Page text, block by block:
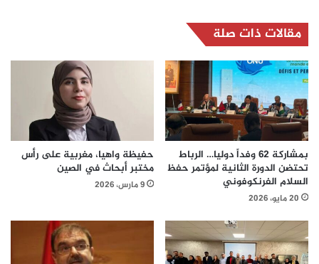
مقالات ذات صلة
بمشاركة 62 وفداً دوليا… الرباط
تحتضن الدورة الثانية لمؤتمر حفظ
السلام الفرنكوفوني
20 مايو، 2026
حفيظة واهيا، مغربية على رأس
مختبر أبحاث في الصين
9 مارس، 2026